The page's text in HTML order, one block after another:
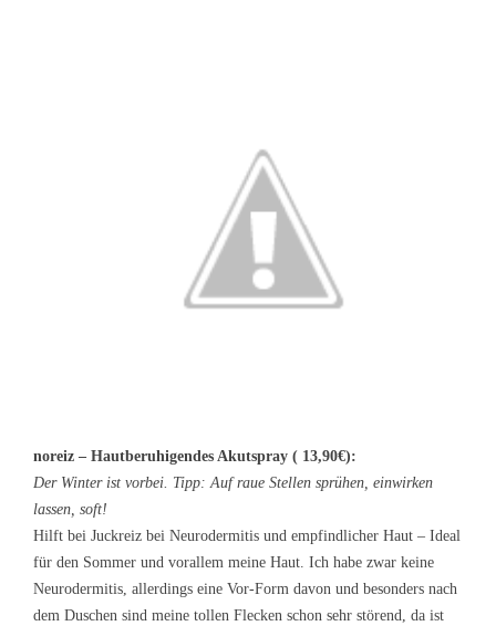
noreiz – Hautberuhigendes Akutspray ( 13,90€):
Der Winter ist vorbei. Tipp: Auf raue Stellen sprühen, einwirken
lassen, soft!
Hilft bei Juckreiz bei Neurodermitis und empfindlicher Haut – Ideal
für den Sommer und vorallem meine Haut. Ich habe zwar keine
Neurodermitis, allerdings eine Vor-Form davon und besonders nach
dem Duschen sind meine tollen Flecken schon sehr störend, da ist